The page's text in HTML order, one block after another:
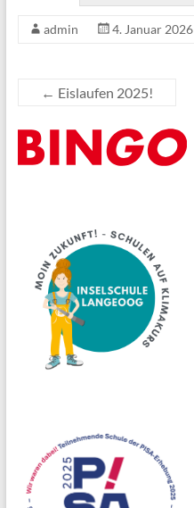
admin 4. Januar 2026
← Eislaufen 2025!